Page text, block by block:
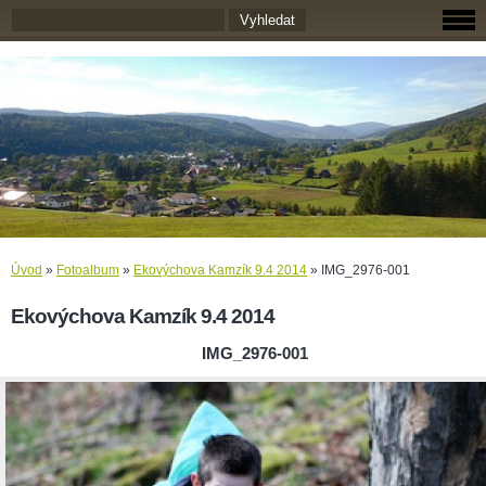
Úvod » Fotoalbum » Ekovýchova Kamzík 9.4 2014 » IMG_2976-001
Ekovýchova Kamzík 9.4 2014
IMG_2976-001